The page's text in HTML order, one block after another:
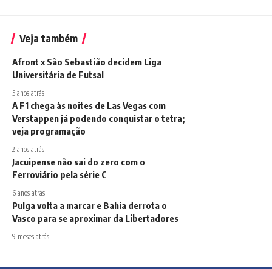
Veja também
Afront x São Sebastião decidem Liga
Universitária de Futsal
5 anos atrás
A F1 chega às noites de Las Vegas com
Verstappen já podendo conquistar o tetra;
veja programação
2 anos atrás
Jacuipense não sai do zero com o
Ferroviário pela série C
6 anos atrás
Pulga volta a marcar e Bahia derrota o
Vasco para se aproximar da Libertadores
9 meses atrás